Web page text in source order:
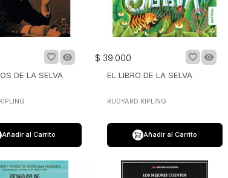
DE LA SELVA
Añadir al Carrito
$ 39.000
EL LIBRO DE LA SELVA
RUDYARD KIPLING
Añadir al Carrito